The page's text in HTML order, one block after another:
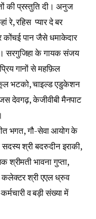
की प्रस्तुति दी। अनुज
रे, रहिस प्यार दे बर
कोंचई पान जैसे धमाकेदार
सरगुजिहा के गायक संजय
गानों से महफ़िल
भटको, चाइल्ड एडुकेशन
देवगढ़, केजीवीबी मैनपाट
भगत, गौ-सेवा आयोग के
श्री बदरुदीन इराकी,
भावना गुप्ता,
कलेक्टर श्री एएल ध्रुव
व बड़ी संख्या में